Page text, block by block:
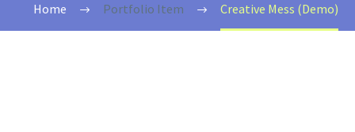
Home Portfolio Item Creative Mess (Demo)